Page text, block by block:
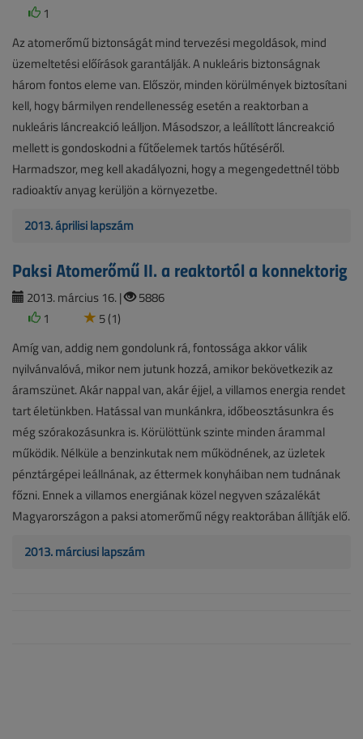
1
Az atomerőmű biztonságát mind tervezési megoldások, mind
üzemeltetési előírások garantálják. A nukleáris biztonságnak
három fontos eleme van. Először, minden körülmények biztosítani
kell, hogy bármilyen rendellenesség esetén a reaktorban a
nukleáris láncreakció leálljon. Másodszor, a leállított láncreakció
mellett is gondoskodni a fűtőelemek tartós hűtéséről.
Harmadszor, meg kell akadályozni, hogy a megengedettnél több
radioaktív anyag kerüljön a környezetbe.
2013. áprilisi lapszám
Paksi Atomerőmű II. a reaktortól a konnektorig
2013. március 16. |
5886
1
5 (1)
Amíg van, addig nem gondolunk rá, fontossága akkor válik
nyilvánvalóvá, mikor nem jutunk hozzá, amikor bekövetkezik az
áramszünet. Akár nappal van, akár éjjel, a villamos energia rendet
tart életünkben. Hatással van munkánkra, időbeosztásunkra és
még szórakozásunkra is. Körülöttünk szinte minden árammal
működik. Nélküle a benzinkutak nem működnének, az üzletek
pénztárgépei leállnának, az éttermek konyháiban nem tudnának
főzni. Ennek a villamos energiának közel negyven százalékát
Magyarországon a paksi atomerőmű négy reaktorában állítják elő.
2013. márciusi lapszám